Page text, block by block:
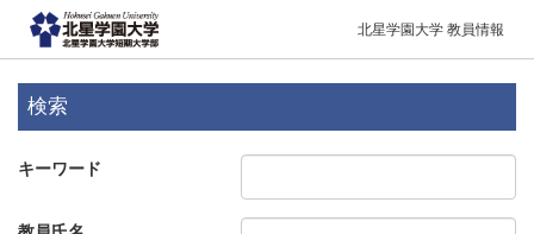
北星学園大学 教員情報
検索
キーワード